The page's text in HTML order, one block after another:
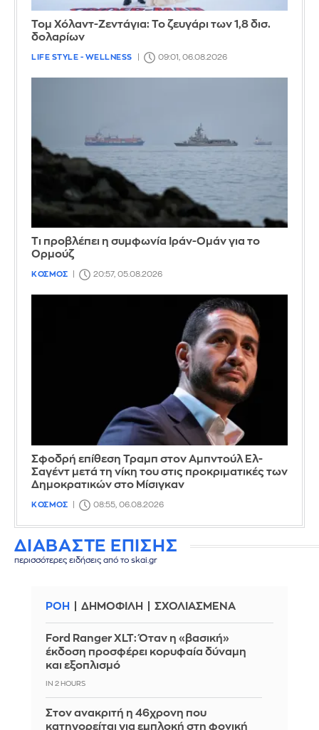
Τομ Χόλαντ-Ζεντάγια: Το ζευγάρι των 1,8 δισ.
δολαρίων
LIFE STYLE - WELLNESS 09:01, 06.08.2026
Τι προβλέπει η συμφωνία Ιράν-Ομάν για το
Ορμούζ
ΚΟΣΜΟΣ 20:57, 05.08.2026
Σφοδρή επίθεση Τραμπ στον Αμπντούλ Ελ-
Σαγέντ μετά τη νίκη του στις προκριματικές των
Δημοκρατικών στο Μίσιγκαν
ΚΟΣΜΟΣ 08:55, 06.08.2026
ΔΙΑΒΑΣΤΕ ΕΠΙΣΗΣ
περισσότερες ειδήσεις από το skai.gr
ΡΟΗ ΔΗΜΟΦΙΛΗ ΣΧΟΛΙΑΣΜΕΝΑ
Ford Ranger XLT: Όταν η «βασική»
έκδοση προσφέρει κορυφαία δύναμη
και εξοπλισμό
IN 2 HOURS
Στον ανακριτή η 46χρονη που
κατηγορείται για εμπλοκή στη φονική